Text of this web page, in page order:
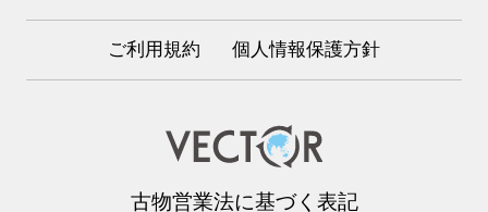
ご利用規約 個人情報保護方針
古物営業法に基づく表記